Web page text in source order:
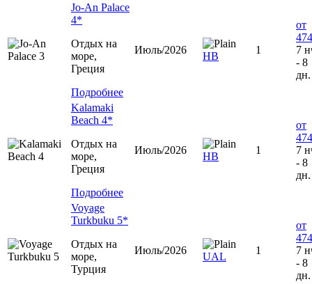
Jo-An Palace
4*
Отдых на
море,
Греция
Подробнее
Июль/2026
HB
1
от
7
- 8
дн.
Kalamaki
Beach 4*
Отдых на
море,
Греция
Подробнее
Июль/2026
HB
1
от
7
- 8
дн.
Voyage
Turkbuku 5*
Отдых на
море,
Турция
Июль/2026
UAL
1
от
7
- 8
дн.